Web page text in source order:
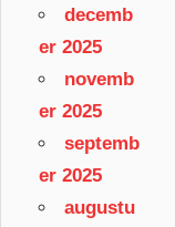
decemb
er 2025
novemb
er 2025
septemb
er 2025
augustu